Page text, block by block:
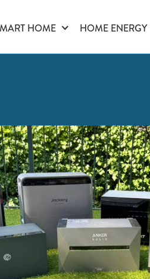
HOME HOME ENERGY